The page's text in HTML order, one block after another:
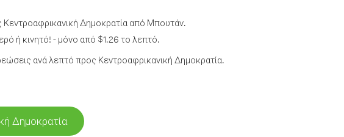
Κεντροαφρικανική Δημοκρατία από Μπουτάν.
ή κινητό! - μόνο από $1.26 το λεπτό.
ανά λεπτό προς Κεντροαφρικανική Δημοκρατία.
Δημοκρατία